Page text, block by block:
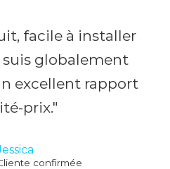
facile à installer
suis globalement
excellent rapport
prix."
confirmée